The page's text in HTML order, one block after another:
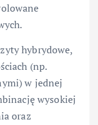
hybrydowe,
(np.
w jednej
wysokiej
oraz